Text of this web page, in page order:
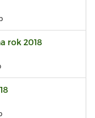
rok 2018